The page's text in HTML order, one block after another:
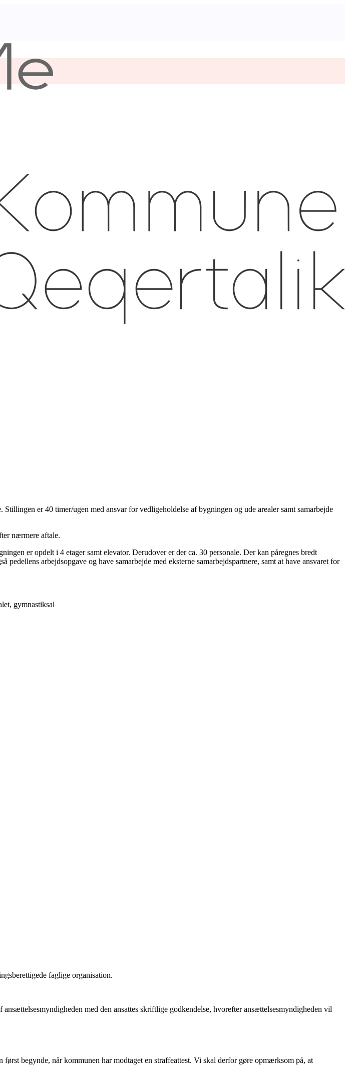
er 40 timer/ugen med ansvar for vedligeholdelse af bygningen og ude arealer samt samarbejde
nærmere aftale.
er opdelt i 4 etager samt elevator. Derudover er der ca. 30 personale. Der kan påregnes bredt
arbejdsopgave og have samarbejde med eksterne samarbejdspartnere, samt at have ansvaret for
gymnastiksal
faglige organisation.
med den ansattes skriftlige godkendelse, hvorefter ansættelsesmyndigheden vil
begynde, når kommunen har modtaget en straffeattest. Vi skal derfor gøre opmærksom på, at